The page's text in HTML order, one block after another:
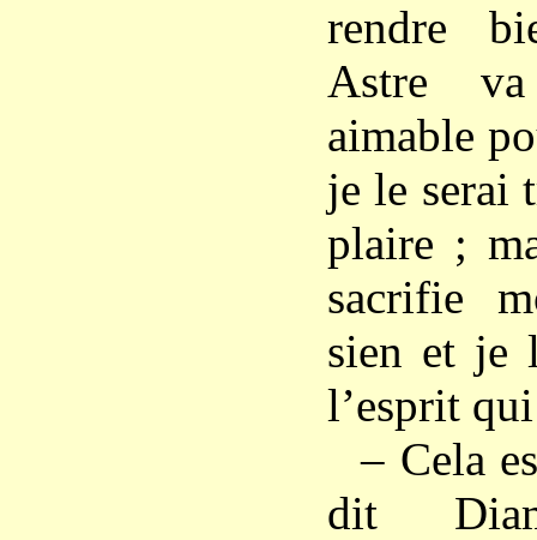
rendre
Astre
aimable
je le serai
plaire ;
sacrifie
sien et je
l’esprit
– Cela
dit